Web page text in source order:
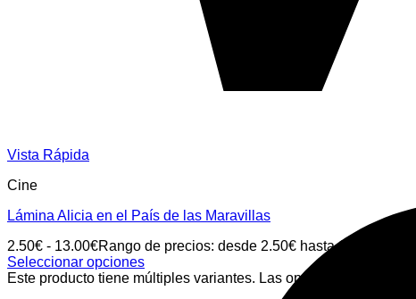
Vista Rápida
Cine
Lámina Alicia en el País de las Maravillas
2.50€ - 13.00€Rango de precios: desde 2.50€ hasta 13.00€
Seleccionar opciones
Este producto tiene múltiples variantes. Las opciones se